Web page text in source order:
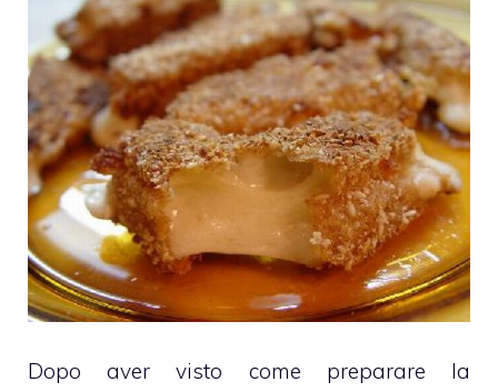
Dopo aver visto come preparare la